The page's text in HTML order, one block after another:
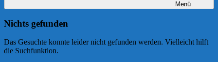
Menü
Nichts gefunden
Das Gesuchte konnte leider nicht gefunden werden. Vielleicht hilft
die Suchfunktion.